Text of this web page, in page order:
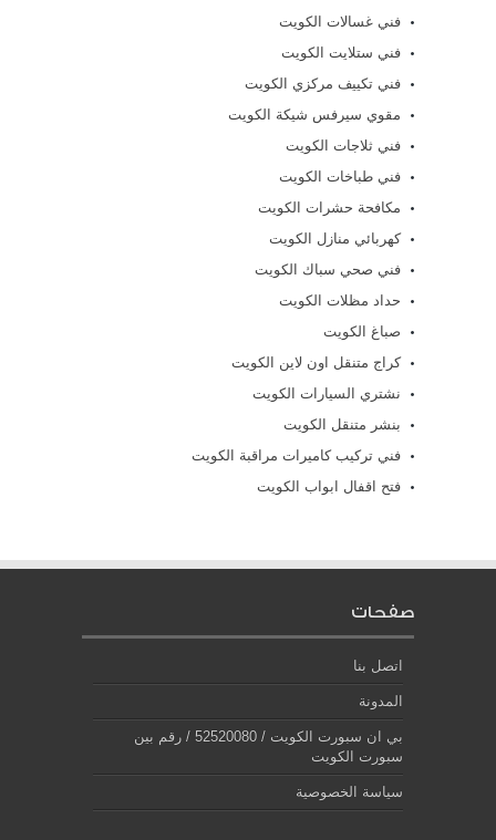
فني غسالات الكويت
فني ستلايت الكويت
فني تكييف مركزي الكويت
مقوي سيرفس شيكة الكويت
فني ثلاجات الكويت
فني طباخات الكويت
مكافحة حشرات الكويت
كهربائي منازل الكويت
فني صحي سباك الكويت
حداد مظلات الكويت
صباغ الكويت
كراج متنقل اون لاين الكويت
نشتري السيارات الكويت
بنشر متنقل الكويت
فني تركيب كاميرات مراقبة الكويت
فتح اقفال ابواب الكويت
صفحات
اتصل بنا
المدونة
بي ان سبورت الكويت / 52520080 / رقم بين
سبورت الكويت
سياسة الخصوصية